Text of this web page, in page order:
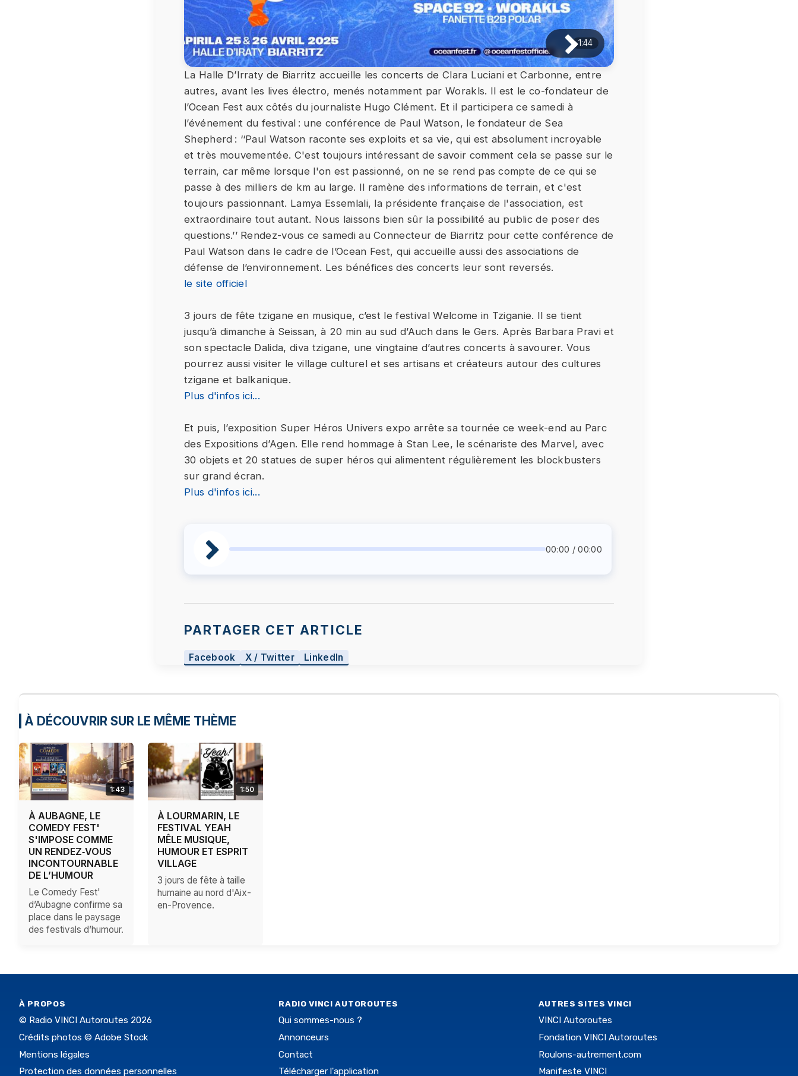
1:44
La Halle D’Irraty de Biarritz accueille les concerts de Clara Luciani et Carbonne, entre
autres, avant les lives électro, menés notamment par Worakls. Il est le co-fondateur de
l’Ocean Fest aux côtés du journaliste Hugo Clément. Et il participera ce samedi à
l’événement du festival : une conférence de Paul Watson, le fondateur de Sea
Shepherd : ‘‘Paul Watson raconte ses exploits et sa vie, qui est absolument incroyable
et très mouvementée. C'est toujours intéressant de savoir comment cela se passe sur le
terrain, car même lorsque l'on est passionné, on ne se rend pas compte de ce qui se
passe à des milliers de km au large. Il ramène des informations de terrain, et c'est
toujours passionnant. Lamya Essemlali, la présidente française de l'association, est
extraordinaire tout autant. Nous laissons bien sûr la possibilité au public de poser des
questions.’’ Rendez-vous ce samedi au Connecteur de Biarritz pour cette conférence de
Paul Watson dans le cadre de l’Ocean Fest, qui accueille aussi des associations de
défense de l’environnement. Les bénéfices des concerts leur sont reversés.
le site officiel
3 jours de fête tzigane en musique, c’est le festival Welcome in Tziganie. Il se tient
jusqu’à dimanche à Seissan, à 20 min au sud d’Auch dans le Gers. Après Barbara Pravi et
son spectacle Dalida, diva tzigane, une vingtaine d’autres concerts à savourer. Vous
pourrez aussi visiter le village culturel et ses artisans et créateurs autour des cultures
tzigane et balkanique.
Plus d'infos ici...
Et puis, l’exposition Super Héros Univers expo arrête sa tournée ce week-end au Parc
des Expositions d’Agen. Elle rend hommage à Stan Lee, le scénariste des Marvel, avec
30 objets et 20 statues de super héros qui alimentent régulièrement les blockbusters
sur grand écran.
Plus d'infos ici...
00:00 / 00:00
PARTAGER CET ARTICLE
Facebook X / Twitter LinkedIn
À DÉCOUVRIR SUR LE MÊME THÈME
1:43
À AUBAGNE, LE
COMEDY FEST'
S'IMPOSE COMME
UN RENDEZ‑VOUS
INCONTOURNABLE
DE L’HUMOUR
Le Comedy Fest'
d’Aubagne confirme sa
place dans le paysage
des festivals d’humour.
1:50
À LOURMARIN, LE
FESTIVAL YEAH
MÊLE MUSIQUE,
HUMOUR ET ESPRIT
VILLAGE
3 jours de fête à taille
humaine au nord d'Aix-
en-Provence.
À PROPOS
© Radio VINCI Autoroutes 2026
Crédits photos © Adobe Stock
Mentions légales
Protection des données personnelles
RADIO VINCI AUTOROUTES
Qui sommes-nous ?
Annonceurs
Contact
Télécharger l'application
AUTRES SITES VINCI
VINCI Autoroutes
Fondation VINCI Autoroutes
Roulons-autrement.com
Manifeste VINCI